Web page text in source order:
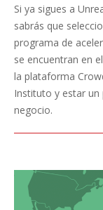
22
Si ya sigues a
sabrás que
programa de
se encuentran en
la plataforma
Instituto y estar un
negocio.